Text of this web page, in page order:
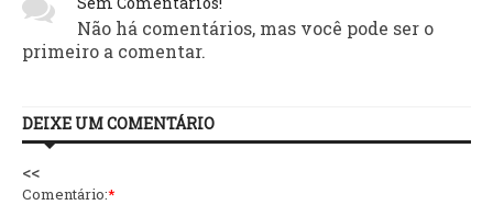
Não há comentários, mas você pode ser o
primeiro a comentar.
DEIXE UM COMENTÁRIO
<<
Comentário:*